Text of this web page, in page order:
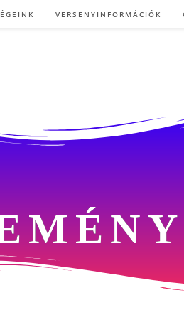
VERSENYINFORMÁCIÓK